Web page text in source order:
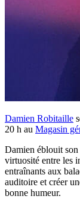
Damien Robitaille
20 h au Magasin
Damien éblouit
virtuosité entre les
entraînants aux
auditoire et créer
bonne humeur.